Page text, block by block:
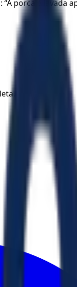
porca é lavada